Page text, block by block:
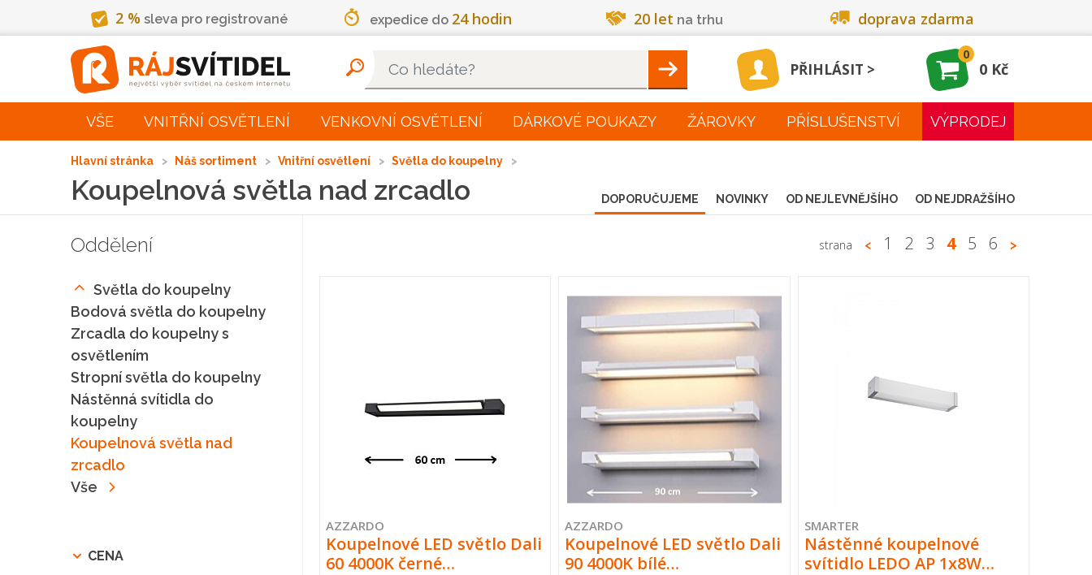
2 % sleva pro registrované expedice do 24 hodin 20 let na trhu doprava zdarma
Hleadat PŘIHLÁSIT
0
0 Kč
VŠE VNITŘNÍ OSVĚTLENÍ VENKOVNÍ OSVĚTLENÍ DÁRKOVÉ POUKAZY ŽÁROVKY PŘÍSLUŠENSTVÍ VÝPRODEJ
Hlavní stránka Náš sortiment Vnitřní osvětlení Světla do koupelny
Koupelnová světla nad zrcadlo DOPORUČUJEME NOVINKY OD NEJLEVNĚJŠÍHO OD NEJDRAŽŠÍHO
Oddělení
Světla do koupelny
Bodová světla do koupelny
Zrcadla do koupelny s
osvětlením
Stropní světla do koupelny
Nástěnná svítidla do
koupelny
Koupelnová světla nad
zrcadlo
Vše
CENA
strana < 1 2 3 4 5 6 >
AZZARDO
Koupelnové LED světlo Dali
60 4000K černé…
AZZARDO
Koupelnové LED světlo Dali
90 4000K bílé…
SMARTER
Nástěnné koupelnové
svítidlo LEDO AP 1x8W…